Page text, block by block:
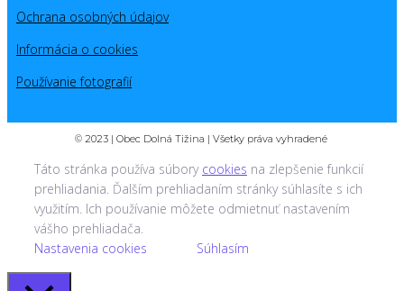
Ochrana osobných údajov
Informácia o cookies
Používanie fotografií
© 2023 | Obec Dolná Tižina | Všetky práva vyhradené
Táto stránka používa súbory cookies na zlepšenie funkcií
prehliadania. Ďalším prehliadaním stránky súhlasíte s ich
využitím. Ich používanie môžete odmietnuť nastavením
vášho prehliadača.
Nastavenia cookies
Súhlasím